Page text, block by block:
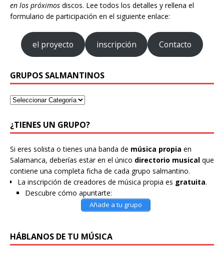
en los próximos discos. Lee todos los detalles y rellena el
formulario de participación en el siguiente enlace:
el proyecto inscripción Contacto
GRUPOS SALMANTINOS
¿TIENES UN GRUPO?
Si eres solista o tienes una banda de música propia en
Salamanca, deberías estar en el único directorio musical que
contiene una completa ficha de cada grupo salmantino.
La inscripción de creadores de música propia es gratuita.
Descubre cómo apuntarte:
Añade a tu grupo
HÁBLANOS DE TU MÚSICA